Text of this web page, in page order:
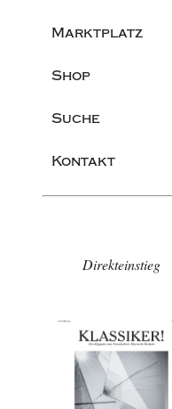
Marktplatz
Shop
Suche
Kontakt
Direkteinstieg